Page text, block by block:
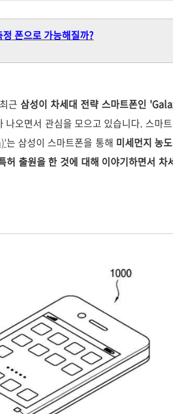
폰으로 가능해질까?
근 삼성이 차세대 전략 스마트폰인
나오면서 관심을 모으고 있습니다. 스마
는 삼성이 스마트폰을 통해 미세먼지 농
출원을 한 것에 대해 이야기하면서